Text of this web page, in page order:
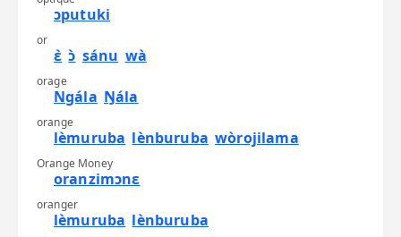
ɔputuki
or
ɛ̀ ɔ̀ sánu wà
orage
Ngála Ŋála
orange
lèmuruba lènburuba wòrojilama
Orange Money
oranzimɔnɛ
oranger
lèmuruba lènburuba